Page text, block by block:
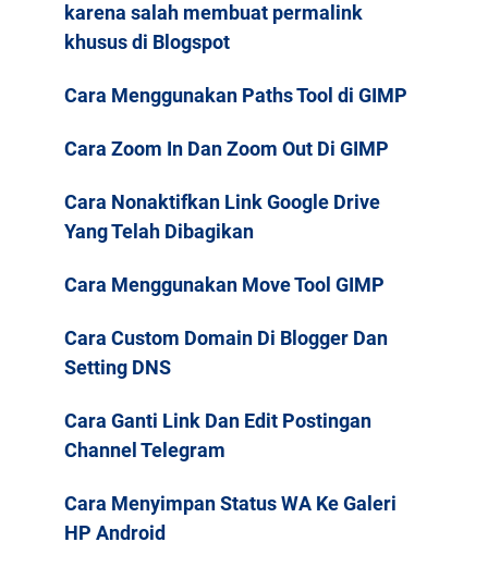
karena salah membuat permalink
khusus di Blogspot
Cara Menggunakan Paths Tool di GIMP
Cara Zoom In Dan Zoom Out Di GIMP
Cara Nonaktifkan Link Google Drive
Yang Telah Dibagikan
Cara Menggunakan Move Tool GIMP
Cara Custom Domain Di Blogger Dan
Setting DNS
Cara Ganti Link Dan Edit Postingan
Channel Telegram
Cara Menyimpan Status WA Ke Galeri
HP Android